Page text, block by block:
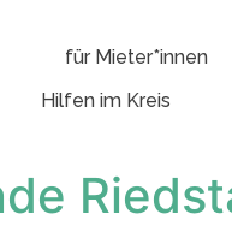
für Mieter*innen
Hilfen im Kreis